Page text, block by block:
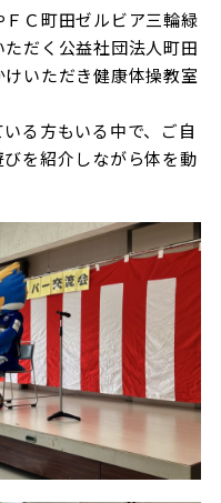
権・ロゴについて プライバシ
Ｃ町田ゼルビア三輪緑
だく公益社団法人町田
いただき健康体操教室
る方もいる中で、ご自
を紹介しながら体を動